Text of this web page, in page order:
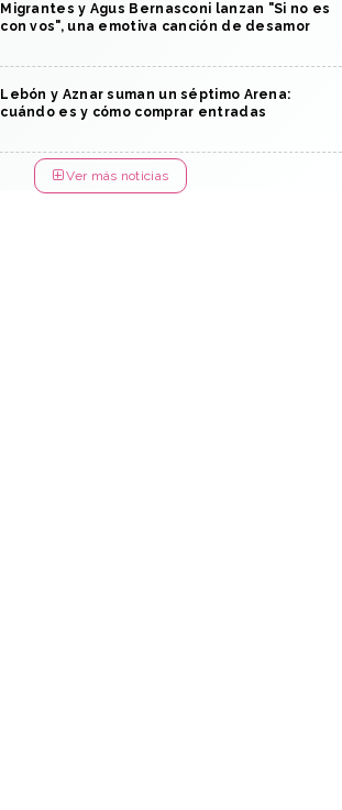
Migrantes y Agus Bernasconi lanzan "Si no es
con vos", una emotiva canción de desamor
Lebón y Aznar suman un séptimo Arena:
cuándo es y cómo comprar entradas
Ver más noticias